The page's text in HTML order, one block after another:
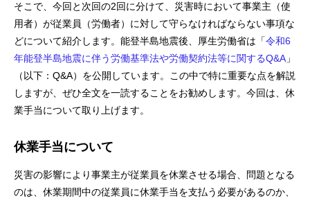
そこで、今回と次回の2回に分けて、災害時において事業主（使
用者）が従業員（労働者）に対して守らなければならない事項な
どについて紹介します。能登半島地震後、厚生労働省は「令和6
年能登半島地震に伴う労働基準法や労働契約法等に関するQ&A 」
（以下：Q&A）を公開しています。この中で特に重要な点を解説
しますが、ぜひ全文を一読することをお勧めします。今回は、休
業手当について取り上げます。
休業手当について
災害の影響により事業主が従業員を休業させる場合、問題となる
のは、休業期間中の従業員に休業手当を支払う必要があるのか、